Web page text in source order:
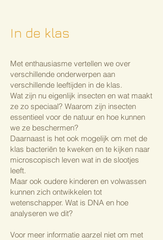
In de klas
Met enthausiasme vertellen we ​over
verschillende onderwerpen aan
verschillende leeftijden in de klas.
Wat zijn nu eigenlijk insecten en wat maakt
ze zo speciaal? Waarom zijn insecten
essentieel voor de natuur en hoe kunnen
we ze beschermen?
Daarnaast is het ook mogelijk om met de
klas bacteriën te kweken en te kijken naar
microscopisch leven wat in de slootjes
leeft.
Maar ook oudere kinderen en volwassen
kunnen zich ontwikkelen tot
wetenschapper. Wat is DNA en hoe
analyseren we dit?
Voor meer informatie aarzel niet om met